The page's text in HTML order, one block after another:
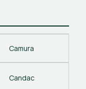
Camura
Candac